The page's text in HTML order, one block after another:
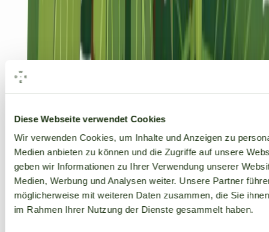
Diese Webseite verwendet Cookies
Wir verwenden Cookies, um Inhalte und Anzeigen zu
Medien anbieten zu können und die Zugriffe auf unsere
geben wir Informationen zu Ihrer Verwendung unserer
Medien, Werbung und Analysen weiter. Unsere Partner
möglicherweise mit weiteren Daten zusammen, die Sie
im Rahmen Ihrer Nutzung der Dienste gesammelt haben.